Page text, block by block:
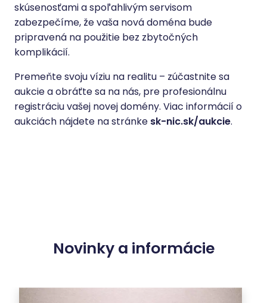
skúsenosťami a spoľahlivým servisom
zabezpečíme, že vaša nová doména bude
pripravená na použitie bez zbytočných
komplikácií.
Premeňte svoju víziu na realitu – zúčastnite sa
aukcie a obráťte sa na nás, pre profesionálnu
registráciu vašej novej domény. Viac informácií o
aukciách nájdete na stránke sk-nic.sk/aukcie.
Novinky a informácie